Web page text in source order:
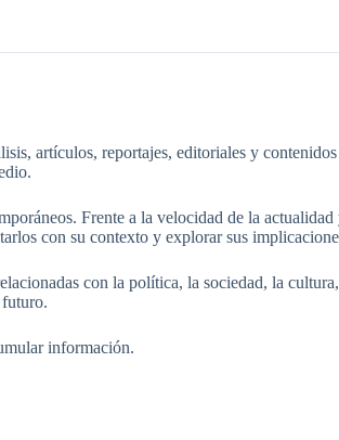
artículos, reportajes, editoriales y
Frente a la velocidad de la
con su contexto y explorar sus
con la política, la sociedad, la
información.